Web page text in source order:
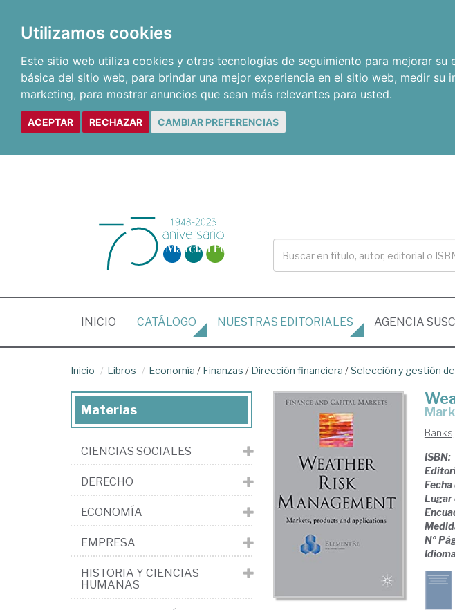
Utilizamos cookies
Este sitio web utiliza cookies y otras tecnologías de seguimiento para mejorar su
básica del sitio web, para brindar una mejor experiencia en el sitio web, medir su
marketing, para mostrar anuncios que sean más relevantes para usted.
ACEPTAR RECHAZAR CAMBIAR PREFERENCIAS
INICIO (CURRENT)
CATÁLOGO NUESTRAS EDITORIALES AGENCIA
Inicio Libros Economía / Finanzas / Dirección financiera /Selección y gestión
ISBN:
Lugar
Nº
Materias
CIENCIAS SOCIALES
DERECHO
ECONOMÍA
EMPRESA
HISTORIA Y CIENCIAS
HUMANAS